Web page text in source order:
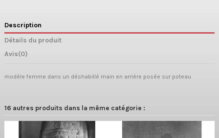
Description
Détails du produit
Avis(0)
modèle femme dans un déshabillé main en arrière posée sur poteau
16 autres produits dans la même catégorie :